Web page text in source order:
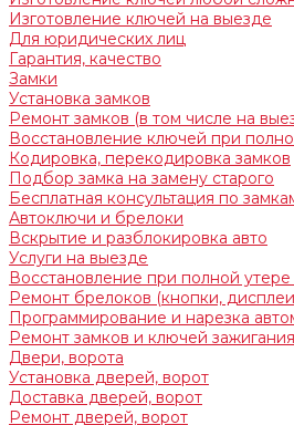
Изготовление ключей на выезде
Для юридических лиц
Гарантия, качество
Замки
Установка замков
Ремонт замков (в том числе на
Восстановление ключей при
Кодировка, перекодировка замков
Подбор замка на замену старого
Бесплатная консультация по
Автоключи и брелоки
Вскрытие и разблокировка авто
Услуги на выезде
Восстановление при полной
Ремонт брелоков (кнопки,
Программирование и нарезка
Ремонт замков и ключей зажигания
Двери, ворота
Установка дверей, ворот
Доставка дверей, ворот
Ремонт дверей, ворот